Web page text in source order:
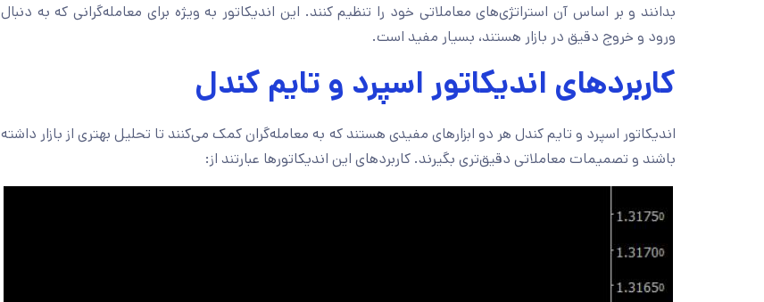
بدانند و بر اساس آن استراتژی‌های معاملاتی خود را تنظیم کنند. این اندیکاتور به ویژه برای معامله‌گرانی که به دنبال
ورود و خروج دقیق در بازار هستند، بسیار مفید است.
کاربردهای اندیکاتور اسپرد و تایم کندل
اندیکاتور اسپرد و تایم کندل هر دو ابزارهای مفیدی هستند که به معامله‌گران کمک می‌کنند تا تحلیل بهتری از بازار داشته
باشند و تصمیمات معاملاتی دقیق‌تری بگیرند. کاربردهای این اندیکاتورها عبارتند از: